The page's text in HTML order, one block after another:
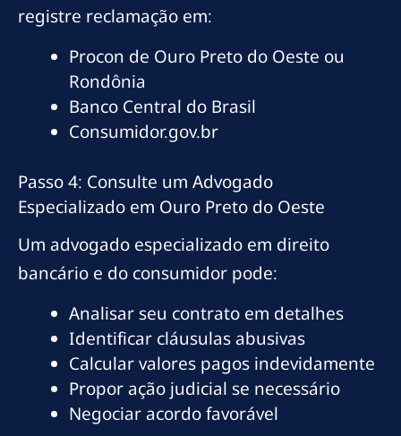
registre reclamação em:
Procon de Ouro Preto do Oeste ou
Rondônia
Banco Central do Brasil
Consumidor.gov.br
Passo 4: Consulte um Advogado
Especializado em Ouro Preto do Oeste
Um advogado especializado em direito
bancário e do consumidor pode:
Analisar seu contrato em detalhes
Identificar cláusulas abusivas
Calcular valores pagos indevidamente
Propor ação judicial se necessário
Negociar acordo favorável